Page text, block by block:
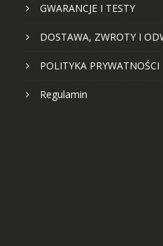
GWARANCJE I TESTY
DOSTAWA, ZWROTY I
POLITYKA PRYWATNOŚCI
Regulamin